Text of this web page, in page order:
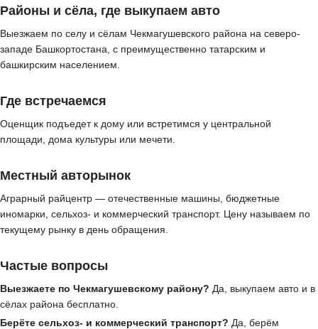
Районы и сёла, где выкупаем авто
Выезжаем по селу и сёлам Чекмагушевского района на северо-
западе Башкортостана, с преимущественно татарским и
башкирским населением.
Где встречаемся
Оценщик подъедет к дому или встретимся у центральной
площади, дома культуры или мечети.
Местный авторынок
Аграрный райцентр — отечественные машины, бюджетные
иномарки, сельхоз- и коммерческий транспорт. Цену называем по
текущему рынку в день обращения.
Частые вопросы
Выезжаете по Чекмагушевскому району? Да, выкупаем авто и в
сёлах района бесплатно.
Берёте сельхоз- и коммерческий транспорт? Да, берём